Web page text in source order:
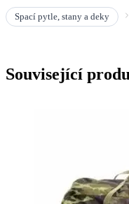
Spací pytle, stany a deky
Související